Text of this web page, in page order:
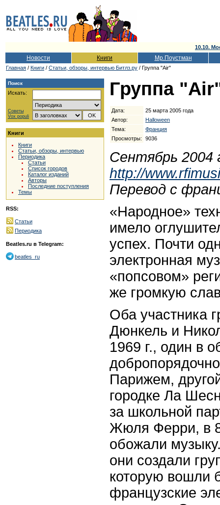
10.10.
Новости Книги Мр.Поустман
Главная / Книги / Cтатьи, обзоры, интервью Битлз.ру / Группа "Air"
Поиск
Искать:
Советы
Vox populi
Книги
Книги
Статьи, обзоры, интервью
Периодика
Статьи
Список городов
Каталог изданий
Авторы
Последние поступления
Темы
RSS:
Статьи
Периодика
Beatles.ru в Telegram:
beatles_ru
Группа
Дата:
25 марта 2005 года
Автор:
Halloween
Тема:
Франция
Просмотры:
9036
Сентябрь 2004
http://
Перевод с
«Народное»
имело
успех. Почти
электронная
«попсовом»
же громкую
Оба участника
Дюнкель и
1969 г., один в
Парижем,
городке Ла
за школьной
Жюля Ферри, в
обожали
они создали
которую вошли
французские